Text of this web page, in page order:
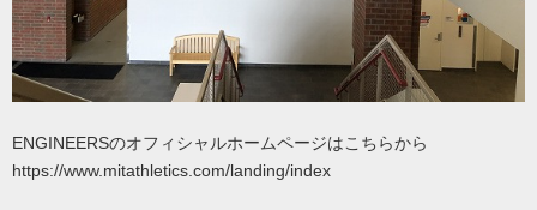
ENGINEERSのオフィシャルホームページはこちらから
https://www.mitathletics.com/landing/index